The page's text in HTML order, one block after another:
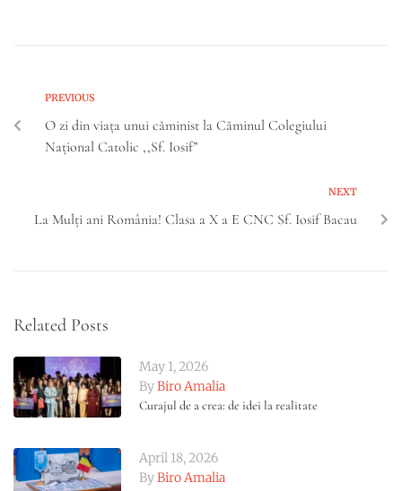
PREVIOUS
O zi din viața unui căminist la Căminul Colegiului
Național Catolic ,,Sf. Iosif”
NEXT
La Mulți ani România! Clasa a X a E CNC Sf. Iosif Bacau
Related Posts
May 1, 2026
ByBiro Amalia
Curajul de a crea: de idei la realitate
April 18, 2026
ByBiro Amalia